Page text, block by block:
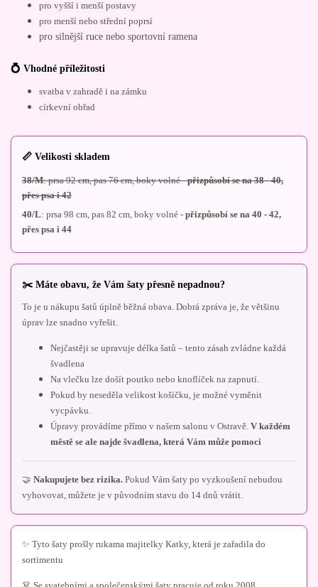
pro vyšší i menší postavy
pro menší nebo střední poprsí
pro silnější ruce nebo sportovní ramena
💍 Vhodné příležitosti
svatba v zahradě i na zámku
církevní obřad
📏 Velikosti skladem
38/M: prsa 92 cm, pas 76 cm, boky volné -přizpůsobí se na 38 - 40,
přes psa i 42
40/L: prsa 98 cm, pas 82 cm, boky volné - přizpůsobí se na 40 - 42,
přes psa i 44
✂️ Máte obavu, že Vám šaty přesně nepadnou?
To je u nákupu šatů úplně běžná obava. Dobrá zpráva je, že většinu
úprav lze snadno vyřešit.
Nejčastěji se upravuje délka šatů – tento zásah zvládne každá
švadlena
Na vlečku lze došít poutko nebo knoflíček na zapnutí.
Pokud by neseděla velikost košíčku, je možné vyměnit
vycpávku.
Úpravy provádíme přímo v našem salonu v Ostravě. V každém
městě se ale najde švadlena, která Vám může pomoci
🤝 Nakupujete bez rizika. Pokud Vám šaty po vyzkoušení nebudou
vyhovovat, můžete je v původním stavu do 14 dnů vrátit.
✨ Tyto šaty prošly rukama majitelky Katky, která je zařadila do
sortimentu